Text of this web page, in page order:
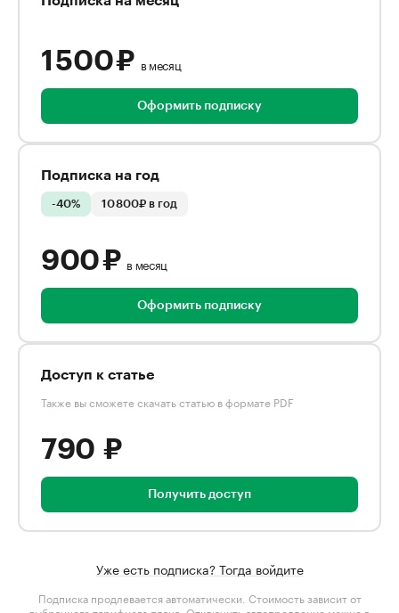
1 500 ₽ в месяц
Оформить подписку
Подписка на год
-40% 10 800₽ в год
900 ₽ в месяц
Оформить подписку
Доступ к статье
Также вы сможете скачать статью в формате PDF
790 ₽
Получить доступ
Уже есть подписка? Тогда войдите
Подписка продлевается автоматически. Стоимость зависит от